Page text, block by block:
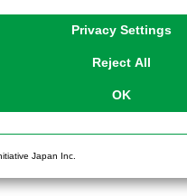
settings at any time via
Privacy Settings
Reject All
OK
Japan Inc.